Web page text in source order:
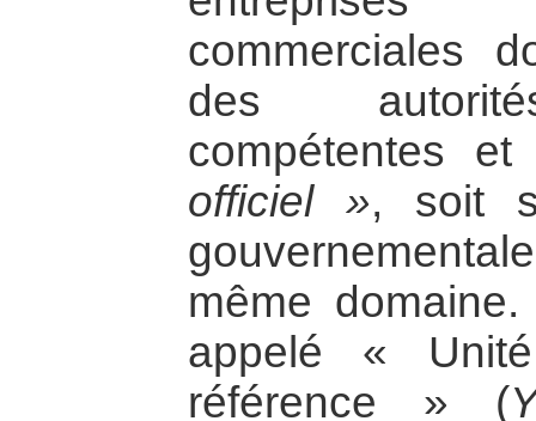
commerciales
des
compétentes
officiel », soit
même
appelé «
référence » (